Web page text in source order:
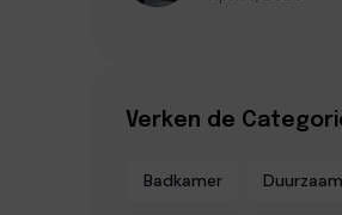
Verken de
Badkamer